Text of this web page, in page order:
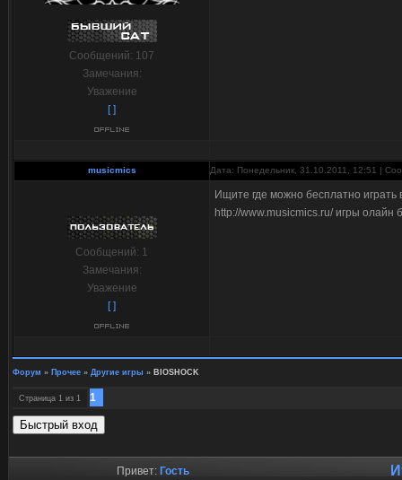
Сообщений: 107
Замечания:
Уважение
[ ]
musicmics Дата: Понедельник, 31.10.2011, 12:51 |
Сообщений: 1
Замечания:
Уважение
[ ]
Ищите где можно бесплатно играть
http://www.musicmics.ru/ игры олайн
Форум » Прочее » Другие игры » BIOSHOCK
Страница 1 из 1 1
Привет: Гость